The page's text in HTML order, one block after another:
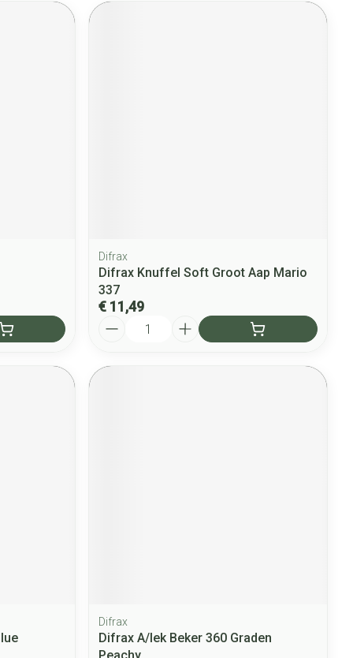
Difrax
Difrax Knuffel Soft Groot Aap Mario
337
€ 11,49
Difrax
Difrax A/lek Beker 360 Graden